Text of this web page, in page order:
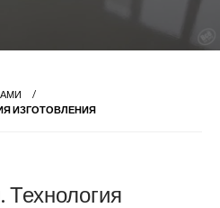
ИЗГОТОВЛЕНИЯ